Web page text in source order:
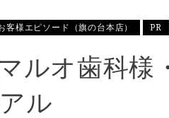
客様エピソード（旗の台本店） PR
ルオ歯科様
ル